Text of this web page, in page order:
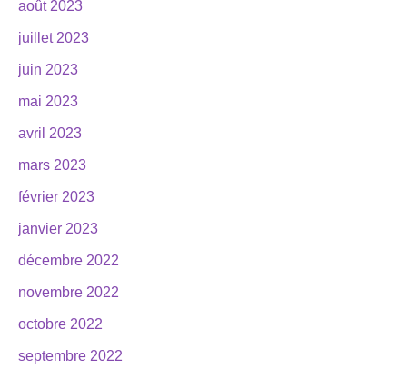
août 2023
juillet 2023
juin 2023
mai 2023
avril 2023
mars 2023
février 2023
janvier 2023
décembre 2022
novembre 2022
octobre 2022
septembre 2022